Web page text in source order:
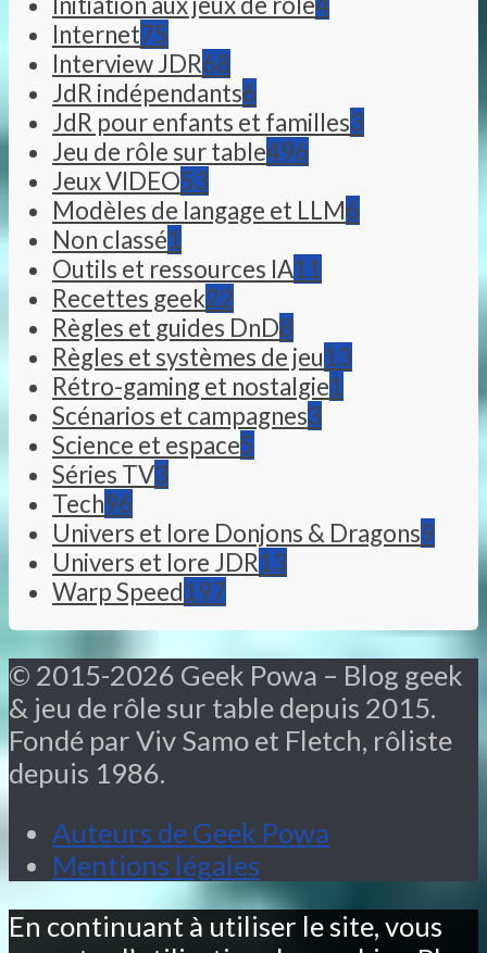
Internet75
Interview JDR68
JdR indépendants6
JdR pour enfants et familles3
Jeu de rôle sur table496
Jeux VIDEO53
Modèles de langage et LLM6
Non classé1
Outils et ressources IA11
Recettes geek22
Règles et guides DnD8
Règles et systèmes de jeu13
Rétro-gaming et nostalgie1
Scénarios et campagnes3
Science et espace5
Séries TV3
Tech96
Univers et lore Donjons & Dragons9
Univers et lore JDR13
Warp Speed197
© 2015-2026 Geek Powa – Blog geek
& jeu de rôle sur table depuis 2015.
Fondé par Viv Samo et Fletch, rôliste
depuis 1986.
Auteurs de Geek Powa
Mentions légales
En continuant à utiliser le site, vous